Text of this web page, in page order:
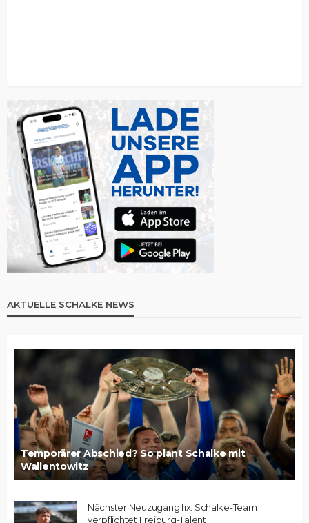
AKTUELLE SCHALKE NEWS
Temporärer Abschied? So plant Schalke mit
Wallentowitz
Nächster Neuzugang fix: Schalke-Team
verpflichtet Freiburg-Talent